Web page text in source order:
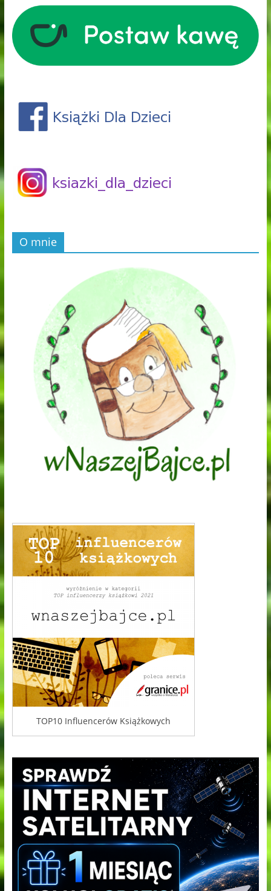
O mnie
TOP10 Influencerów Książkowych